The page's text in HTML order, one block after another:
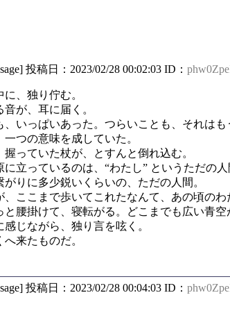
投稿日：2023/02/28 00:02:03 ID：
、独り佇む。
が、耳に届く。
いっぱいあった。つらいことも、それはも
つの意味を成していた。
っていた杖が、とすんと倒れ込む。
立っているのは、“わたし” というただの人
りに多少鋭いくらいの、ただの人間。
ここまで歩いてこれたなんて、あの頃のわ
腰掛けて、寝転がる。どこまでも広い青空
じながら、独り言を呟く。
来たものだ。
投稿日：2023/02/28 00:04:03 ID：